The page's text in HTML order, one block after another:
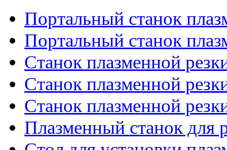
Портальный станок
Портальный станок
Станок плазменной
Станок плазменной
Станок плазменной
Плазменный станок для